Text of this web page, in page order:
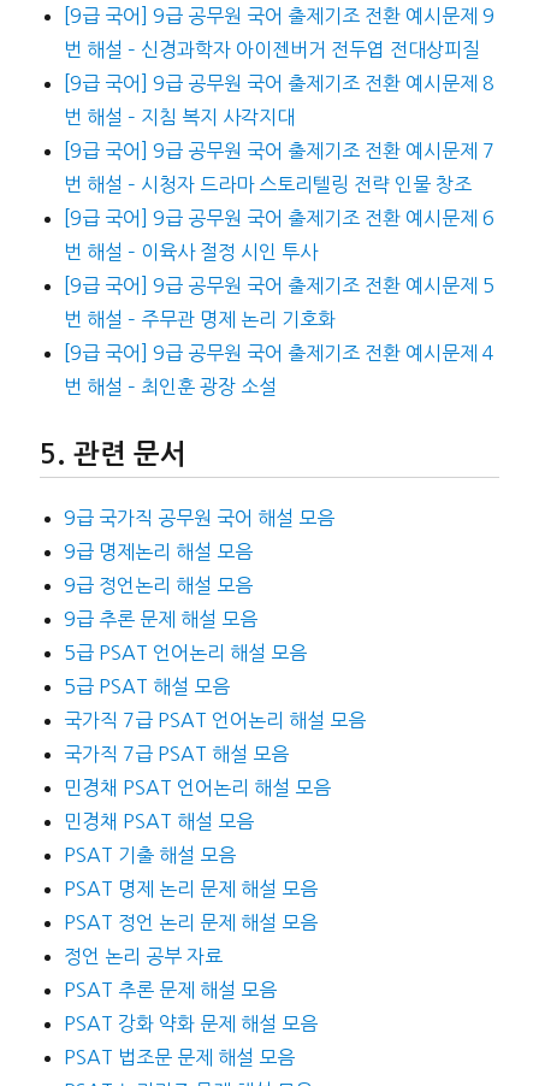
[9급 국어] 9급 공무원 국어 출제기조 전환 예시문제 9
번 해설 – 신경과학자 아이젠버거 전두엽 전대상피질
[9급 국어] 9급 공무원 국어 출제기조 전환 예시문제 8
번 해설 – 지침 복지 사각지대
[9급 국어] 9급 공무원 국어 출제기조 전환 예시문제 7
번 해설 – 시청자 드라마 스토리텔링 전략 인물 창조
[9급 국어] 9급 공무원 국어 출제기조 전환 예시문제 6
번 해설 – 이육사 절정 시인 투사
[9급 국어] 9급 공무원 국어 출제기조 전환 예시문제 5
번 해설 – 주무관 명제 논리 기호화
[9급 국어] 9급 공무원 국어 출제기조 전환 예시문제 4
번 해설 – 최인훈 광장 소설
관련 문서
9급 국가직 공무원 국어 해설 모음
9급 명제논리 해설 모음
9급 정언논리 해설 모음
9급 추론 문제 해설 모음
5급 PSAT 언어논리 해설 모음
5급 PSAT 해설 모음
국가직 7급 PSAT 언어논리 해설 모음
국가직 7급 PSAT 해설 모음
민경채 PSAT 언어논리 해설 모음
민경채 PSAT 해설 모음
PSAT 기출 해설 모음
PSAT 명제 논리 문제 해설 모음
PSAT 정언 논리 문제 해설 모음
정언 논리 공부 자료
PSAT 추론 문제 해설 모음
PSAT 강화 약화 문제 해설 모음
PSAT 법조문 문제 해설 모음